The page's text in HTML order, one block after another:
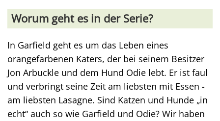
Worum geht es in der Serie?
In Garfield geht es um das Leben eines
orangefarbenen Katers, der bei seinem Besitzer
Jon Arbuckle und dem Hund Odie lebt. Er ist faul
und verbringt seine Zeit am liebsten mit Essen -
am liebsten Lasagne. Sind Katzen und Hunde „in
echt“ auch so wie Garfield und Odie? Wir haben